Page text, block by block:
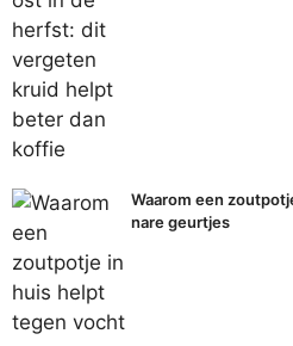
Waarom een
nare geurtjes